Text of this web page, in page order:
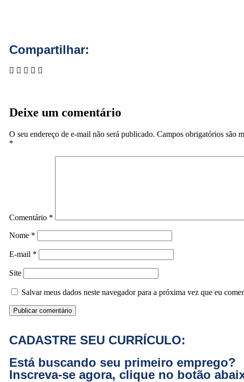
Compartilhar:
Deixe um comentário
O seu endereço de e-mail não será publicado. Campos obrigatórios são
*
Comentário *
Nome *
E-mail *
Site
Salvar meus dados neste navegador para a próxima vez que eu
CADASTRE SEU CURRÍCULO:
Está buscando seu primeiro emprego?
Inscreva-se agora, clique no botão